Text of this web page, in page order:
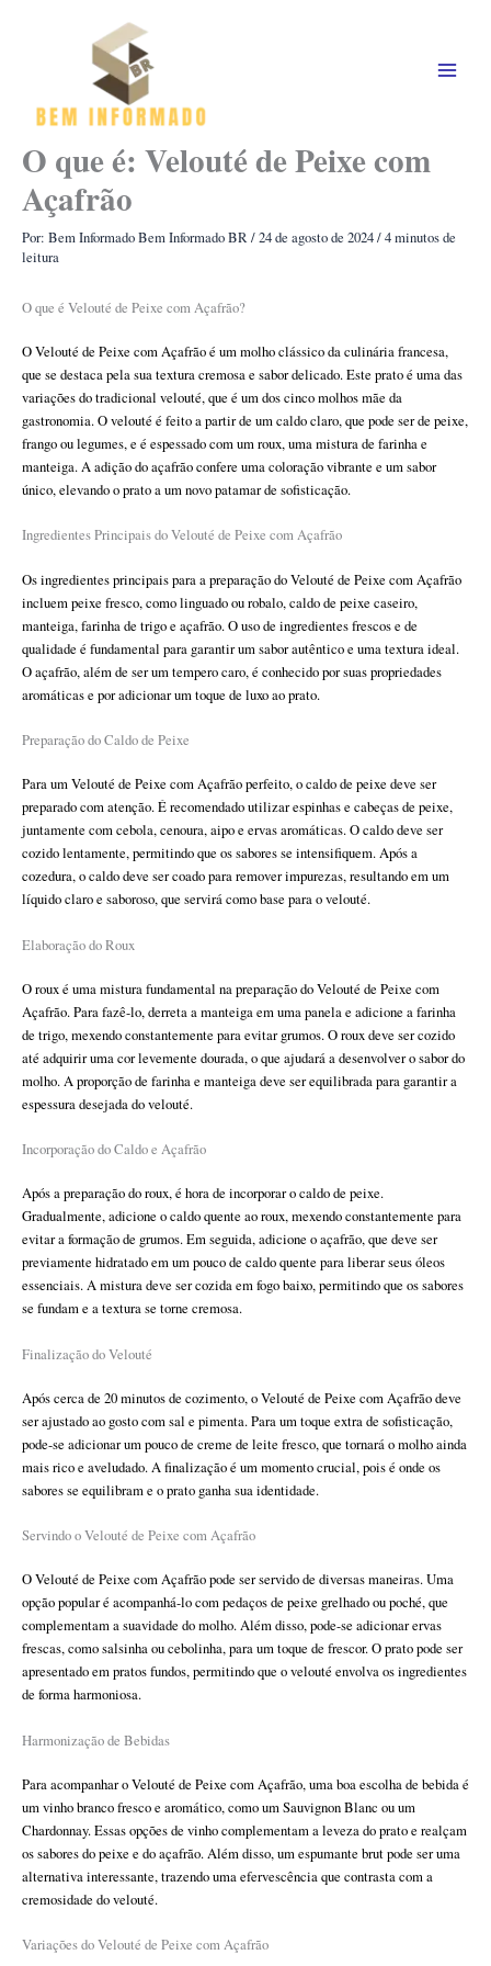
O que é: Velouté de Peixe com
Açafrão
Por: Bem InformadoBem Informado BR/24 de agosto de 2024/4 minutos de
leitura
O que é Velouté de Peixe com Açafrão?
O Velouté de Peixe com Açafrão é um molho clássico da culinária francesa,
que se destaca pela sua textura cremosa e sabor delicado. Este prato é uma das
variações do tradicional velouté, que é um dos cinco molhos mãe da
gastronomia. O velouté é feito a partir de um caldo claro, que pode ser de peixe,
frango ou legumes, e é espessado com um roux, uma mistura de farinha e
manteiga. A adição do açafrão confere uma coloração vibrante e um sabor
único, elevando o prato a um novo patamar de sofisticação.
Ingredientes Principais do Velouté de Peixe com Açafrão
Os ingredientes principais para a preparação do Velouté de Peixe com Açafrão
incluem peixe fresco, como linguado ou robalo, caldo de peixe caseiro,
manteiga, farinha de trigo e açafrão. O uso de ingredientes frescos e de
qualidade é fundamental para garantir um sabor autêntico e uma textura ideal.
O açafrão, além de ser um tempero caro, é conhecido por suas propriedades
aromáticas e por adicionar um toque de luxo ao prato.
Preparação do Caldo de Peixe
Para um Velouté de Peixe com Açafrão perfeito, o caldo de peixe deve ser
preparado com atenção. É recomendado utilizar espinhas e cabeças de peixe,
juntamente com cebola, cenoura, aipo e ervas aromáticas. O caldo deve ser
cozido lentamente, permitindo que os sabores se intensifiquem. Após a
cozedura, o caldo deve ser coado para remover impurezas, resultando em um
líquido claro e saboroso, que servirá como base para o velouté.
Elaboração do Roux
O roux é uma mistura fundamental na preparação do Velouté de Peixe com
Açafrão. Para fazê-lo, derreta a manteiga em uma panela e adicione a farinha
de trigo, mexendo constantemente para evitar grumos. O roux deve ser cozido
até adquirir uma cor levemente dourada, o que ajudará a desenvolver o sabor do
molho. A proporção de farinha e manteiga deve ser equilibrada para garantir a
espessura desejada do velouté.
Incorporação do Caldo e Açafrão
Após a preparação do roux, é hora de incorporar o caldo de peixe.
Gradualmente, adicione o caldo quente ao roux, mexendo constantemente para
evitar a formação de grumos. Em seguida, adicione o açafrão, que deve ser
previamente hidratado em um pouco de caldo quente para liberar seus óleos
essenciais. A mistura deve ser cozida em fogo baixo, permitindo que os sabores
se fundam e a textura se torne cremosa.
Finalização do Velouté
Após cerca de 20 minutos de cozimento, o Velouté de Peixe com Açafrão deve
ser ajustado ao gosto com sal e pimenta. Para um toque extra de sofisticação,
pode-se adicionar um pouco de creme de leite fresco, que tornará o molho ainda
mais rico e aveludado. A finalização é um momento crucial, pois é onde os
sabores se equilibram e o prato ganha sua identidade.
Servindo o Velouté de Peixe com Açafrão
O Velouté de Peixe com Açafrão pode ser servido de diversas maneiras. Uma
opção popular é acompanhá-lo com pedaços de peixe grelhado ou poché, que
complementam a suavidade do molho. Além disso, pode-se adicionar ervas
frescas, como salsinha ou cebolinha, para um toque de frescor. O prato pode ser
apresentado em pratos fundos, permitindo que o velouté envolva os ingredientes
de forma harmoniosa.
Harmonização de Bebidas
Para acompanhar o Velouté de Peixe com Açafrão, uma boa escolha de bebida é
um vinho branco fresco e aromático, como um Sauvignon Blanc ou um
Chardonnay. Essas opções de vinho complementam a leveza do prato e realçam
os sabores do peixe e do açafrão. Além disso, um espumante brut pode ser uma
alternativa interessante, trazendo uma efervescência que contrasta com a
cremosidade do velouté.
Variações do Velouté de Peixe com Açafrão